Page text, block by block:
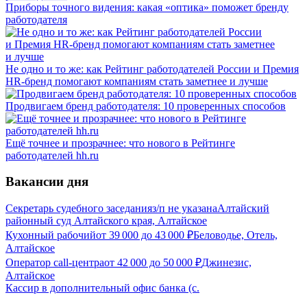
Приборы точного видения: какая «оптика» поможет бренду
работодателя
Не одно и то же: как Рейтинг работодателей России и Премия
HR-бренд помогают компаниям стать заметнее и лучше
Продвигаем бренд работодателя: 10 проверенных способов
Ещё точнее и прозрачнее: что нового в Рейтинге
работодателей hh.ru
Вакансии дня
Секретарь судебного заседанияз/п не указанаАлтайский
районный суд Алтайского края, Алтайское
Кухонный рабочийот 39 000 до 43 000 ₽Беловодье, Отель,
Алтайское
Оператор call-центраот 42 000 до 50 000 ₽Джинезис,
Алтайское
Кассир в дополнительный офис банка (с.